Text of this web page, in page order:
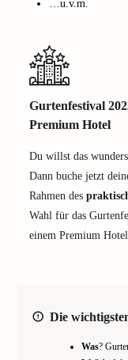
…u.v.m.
Gurtenfestival
Premium Hotel
Du willst das
Dann buche jetzt
Rahmen des
Wahl für das
einem Premium
Die
Was?